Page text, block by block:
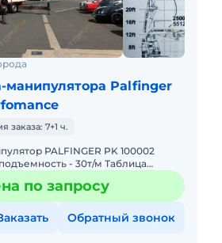
манипулятора Palfinger
7+1 ч.
- 19.000 кг 7,4м - 11.000 кг 11,1м -
по запросу
Обратный звонок